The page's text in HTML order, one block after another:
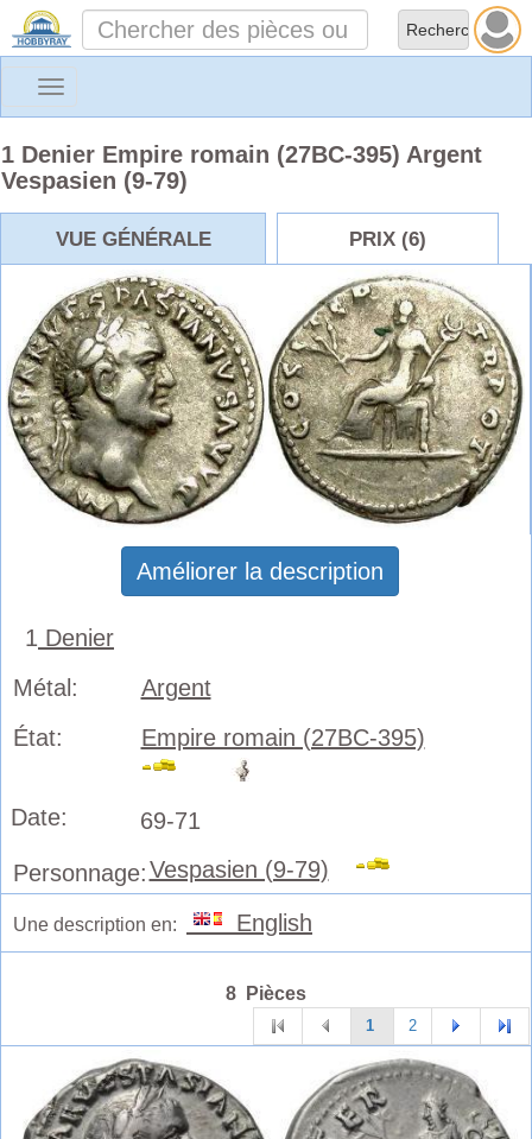
Toggle
1 Denier Empire romain (27BC-395) Argent
Vespasien (9-79)
VUE GÉNÉRALE PRIX (6)
Améliorer la description
1 Denier
Métal:
Argent
État:
Empire romain (27BC-395)
Date:
69-71
Personnage:Vespasien (9-79)
Une description en: English
8 Pièces
1 2